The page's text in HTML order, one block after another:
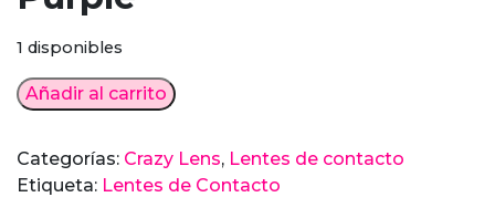
1 disponibles
Lentes
de
Midsummer
Night
Añadir al carrito
Categorías: Crazy Lens, Lentes de contacto
Etiqueta: Lentes de Contacto